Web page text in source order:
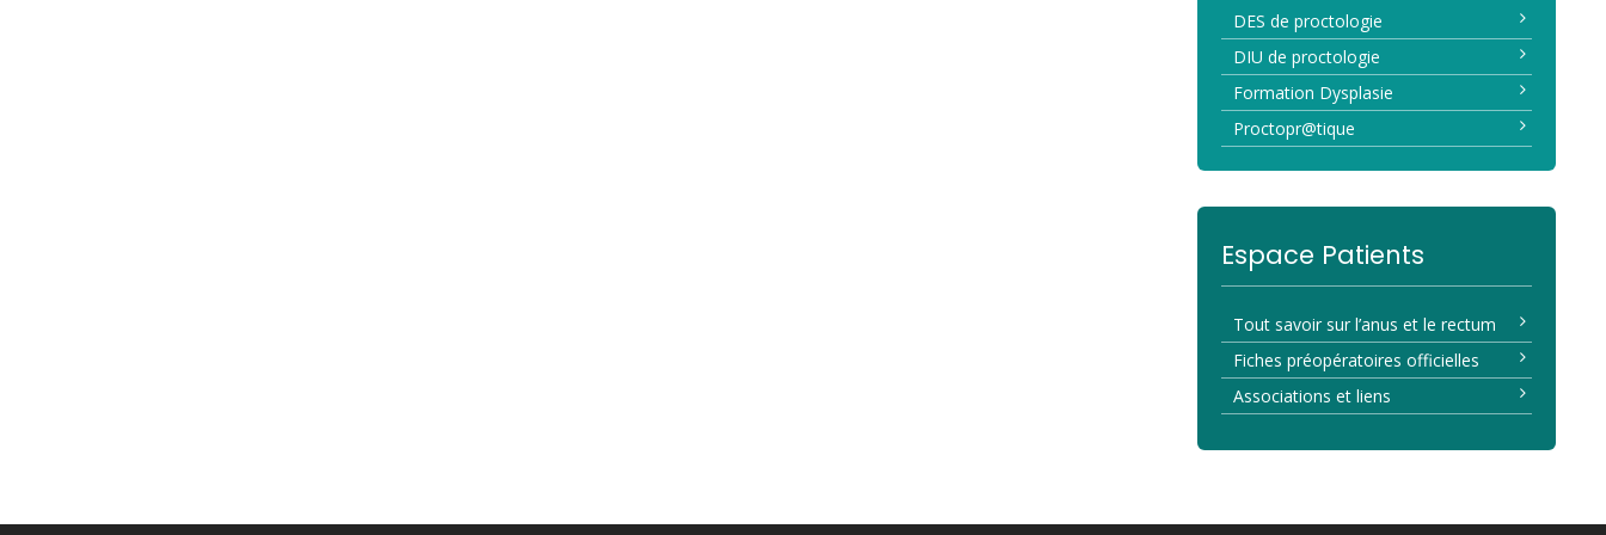
DES de proctologie
DIU de proctologie
Formation Dysplasie
Proctopr@tique
Espace Patients
Tout savoir sur l’anus et le rectum
Fiches préopératoires officielles
Associations et liens